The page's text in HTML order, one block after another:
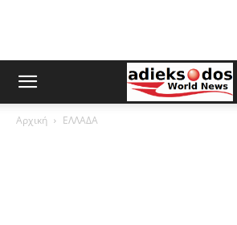
Αρχική ΕΛΛΑΔΑ